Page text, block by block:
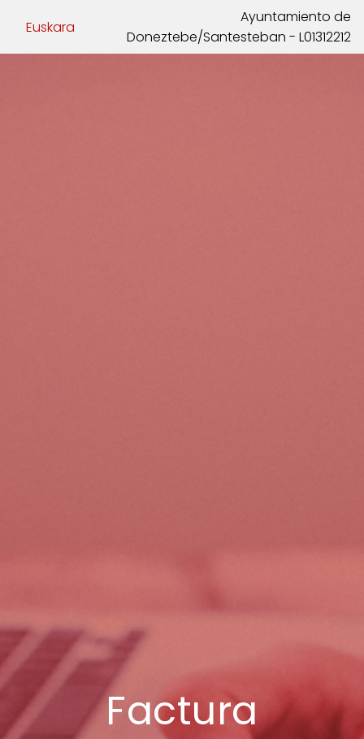
Ayuntamiento de
Doneztebe/Santesteban - L01312212
Euskara
Factura